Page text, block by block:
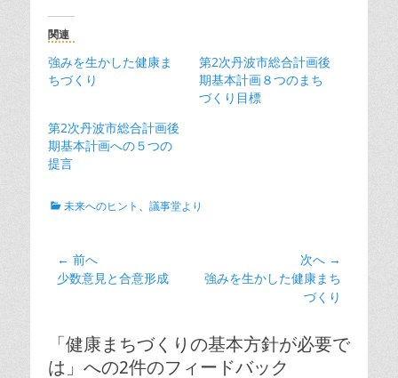
関連
強みを生かした健康ま
ちづくり
第2次丹波市総合計画後
期基本計画８つのまち
づくり目標
第2次丹波市総合計画後
期基本計画への５つの
提言
カ 未来へのヒント 、 議事堂より
投
稿
ビ
ゲ
← 前へ
前
稿:
少数意見と合意形成
次へ →
次
稿:
強みを生かした健康まち
づくり
「健康まちづくりの基本方針が必要で
は」への2件のフィードバック